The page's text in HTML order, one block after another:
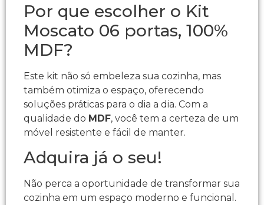
Por que escolher o Kit
Moscato 06 portas, 100%
MDF?
Este kit não só embeleza sua cozinha, mas
também otimiza o espaço, oferecendo
soluções práticas para o dia a dia. Com a
qualidade do MDF, você tem a certeza de um
móvel resistente e fácil de manter.
Adquira já o seu!
Não perca a oportunidade de transformar sua
cozinha em um espaço moderno e funcional.